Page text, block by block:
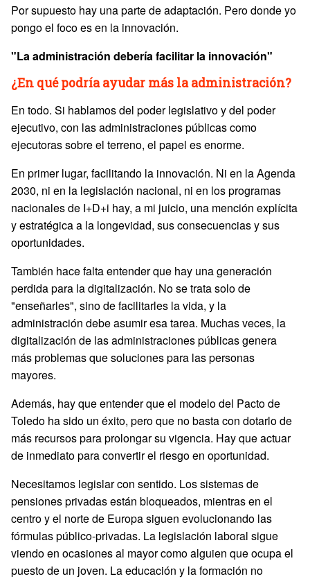
Por supuesto hay una parte de adaptación. Pero donde yo
pongo el foco es en la innovación.
"La administración debería facilitar la innovación"
¿En qué podría ayudar más la administración?
En todo. Si hablamos del poder legislativo y del poder
ejecutivo, con las administraciones públicas como
ejecutoras sobre el terreno, el papel es enorme.
En primer lugar, facilitando la innovación. Ni en la Agenda
2030, ni en la legislación nacional, ni en los programas
nacionales de I+D+i hay, a mi juicio, una mención explícita
y estratégica a la longevidad, sus consecuencias y sus
oportunidades.
También hace falta entender que hay una generación
perdida para la digitalización. No se trata solo de
"enseñarles", sino de facilitarles la vida, y la
administración debe asumir esa tarea. Muchas veces, la
digitalización de las administraciones públicas genera
más problemas que soluciones para las personas
mayores.
Además, hay que entender que el modelo del Pacto de
Toledo ha sido un éxito, pero que no basta con dotarlo de
más recursos para prolongar su vigencia. Hay que actuar
de inmediato para convertir el riesgo en oportunidad.
Necesitamos legislar con sentido. Los sistemas de
pensiones privadas están bloqueados, mientras en el
centro y el norte de Europa siguen evolucionando las
fórmulas público-privadas. La legislación laboral sigue
viendo en ocasiones al mayor como alguien que ocupa el
puesto de un joven. La educación y la formación no